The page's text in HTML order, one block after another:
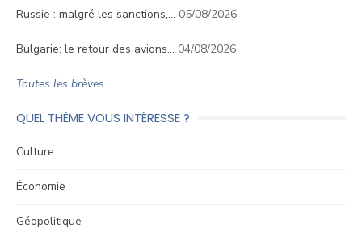
Russie : malgré les sanctions,… 05/08/2026
Bulgarie: le retour des avions… 04/08/2026
Toutes les brèves
QUEL THÈME VOUS INTÉRESSE ?
Culture
Économie
Géopolitique